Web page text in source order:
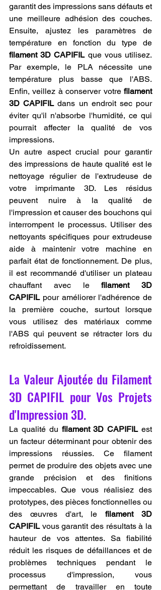
garantit des impressions sans défauts et
une meilleure adhésion des couches.
Ensuite, ajustez les paramètres de
filament 3D CAPIFIL que vous utilisez.
Par exemple, le PLA nécessite une
température plus basse que l'ABS.
Enfin, veillez à conserver votre filament
3D CAPIFIL dans un endroit sec pour
éviter qu'il n'absorbe l'humidité, ce qui
pourrait affecter la qualité de vos
impressions.
Un autre aspect crucial pour garantir
des impressions de haute qualité est le
nettoyage régulier de l'extrudeuse de
votre imprimante 3D. Les résidus
peuvent nuire à la qualité de
l'impression et causer des bouchons qui
interrompent le processus. Utiliser des
nettoyants spécifiques pour extrudeuse
aide à maintenir votre machine en
parfait état de fonctionnement. De plus,
il est recommandé d'utiliser un plateau
chauffant avec le filament 3D
CAPIFIL pour améliorer l'adhérence de
la première couche, surtout lorsque
vous utilisez des matériaux comme
l'ABS qui peuvent se rétracter lors du
refroidissement.
La Valeur Ajoutée du Filament
3D CAPIFIL pour Vos Projets
d'Impression 3D.
La qualité du filament 3D CAPIFIL est
un facteur déterminant pour obtenir des
impressions réussies. Ce filament
permet de produire des objets avec une
grande précision et des finitions
impeccables. Que vous réalisiez des
prototypes, des pièces fonctionnelles ou
des œuvres d'art, le filament 3D
CAPIFIL vous garantit des résultats à la
hauteur de vos attentes. Sa fiabilité
réduit les risques de défaillances et de
problèmes techniques pendant le
processus d'impression, vous
permettant de travailler en toute